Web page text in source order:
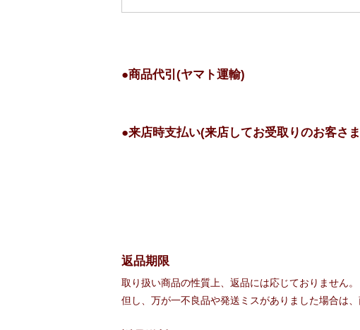
●商品代引(ヤマト運輸)
●来店時支払い(来店してお受取りのお客さ
返品期限
取り扱い商品の性質上、返品には応じておりません。
但し、万が一不良品や発送ミスがありました場合は